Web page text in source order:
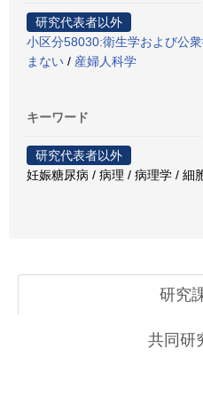
研究代表者以外
小区分58030:衛生学および公
まない / 産婦人科学
キーワード
研究代表者以外
妊娠糖尿病 / 病理 / 病理学 / 細
研究
共同研